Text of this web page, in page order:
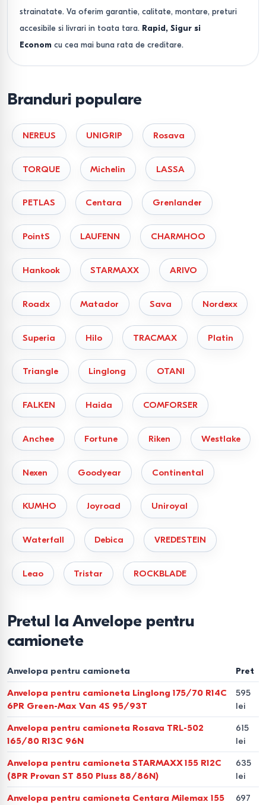
strainatate. Va oferim garantie, calitate, montare, preturi
accesibile si livrari in toata tara. Rapid, Sigur si
Econom cu cea mai buna rata de creditare.
Branduri populare
NEREUS UNIGRIP Rosava
TORQUE Michelin LASSA
PETLAS Centara Grenlander
PointS LAUFENN CHARMHOO
Hankook STARMAXX ARIVO
Roadx Matador Sava Nordexx
Superia Hilo TRACMAX Platin
Triangle Linglong OTANI
FALKEN Haida COMFORSER
Anchee Fortune Riken Westlake
Nexen Goodyear Continental
KUMHO Joyroad Uniroyal
Waterfall Debica VREDESTEIN
Leao Tristar ROCKBLADE
Pretul la Anvelope pentru
camionete
Anvelopa pentru camioneta Pret
Anvelopa pentru camioneta Linglong 175/70 R14C
6PR Green-Max Van 4S 95/93T
595
lei
Anvelopa pentru camioneta Rosava TRL-502
165/80 R13C 96N
615
lei
Anvelopa pentru camioneta STARMAXX 155 R12C
(8PR Provan ST 850 Pluss 88/86N)
635
lei
Anvelopa pentru camioneta Centara Milemax 155
697